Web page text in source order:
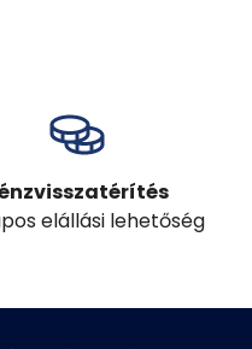
elállási lehetőség